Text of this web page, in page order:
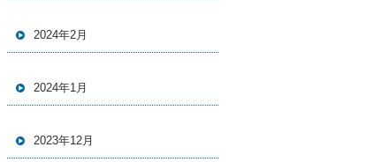
2024年2月
2024年1月
2023年12月